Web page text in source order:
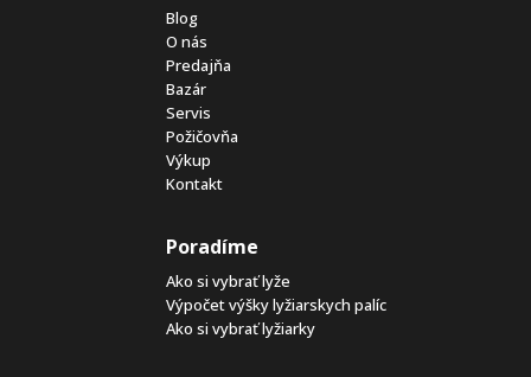
Blog
O nás
Predajňa
Bazár
Servis
Požičovňa
Výkup
Kontakt
Poradíme
Ako si vybrať lyže
Výpočet výšky lyžiarskych palíc
Ako si vybrať lyžiarky